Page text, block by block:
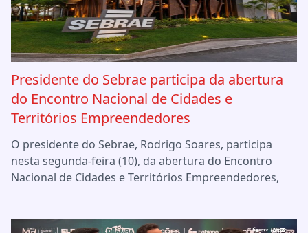
Presidente do Sebrae participa da abertura
do Encontro Nacional de Cidades e
Territórios Empreendedores
O presidente do Sebrae, Rodrigo Soares, participa
nesta segunda-feira (10), da abertura do Encontro
Nacional de Cidades e Territórios Empreendedores,